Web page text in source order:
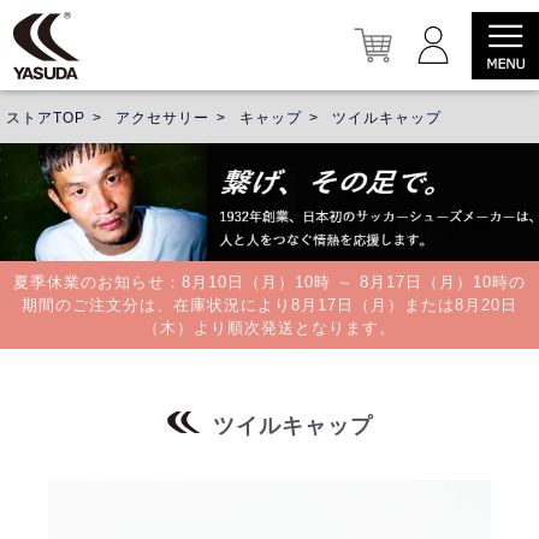
ストアTOP アクセサリー キャップ ツイルキャップ
夏季休業のお知らせ：8月10日（月）10時 ～ 8月17日（月）10時の
期間のご注文分は、在庫状況により8月17日（月）または8月20日
（木）より順次発送となります。
ツイルキャップ